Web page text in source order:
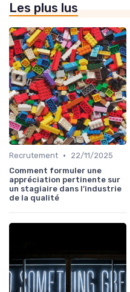
Les plus lus
Recrutement •
22/11/2025
Comment formuler une
appréciation pertinente sur
un stagiaire dans l’industrie
de la qualité